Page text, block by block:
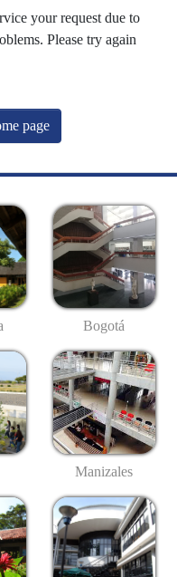
your request due to
Please try again
page
Bogotá
Manizales